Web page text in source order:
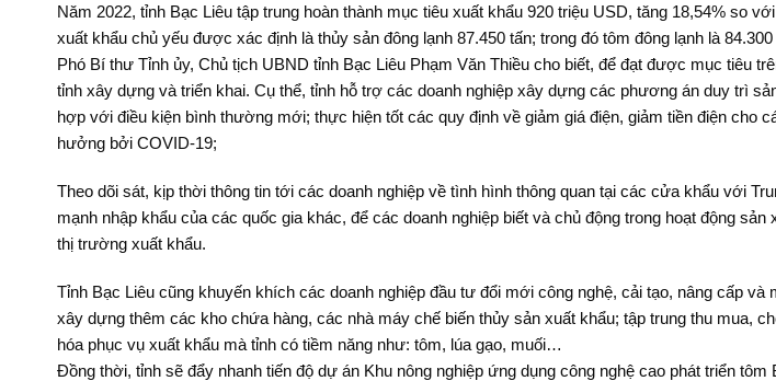
Năm 2022, tỉnh Bạc Liêu tập trung hoàn thành mục tiêu xuất khẩu 920 triệu USD, tăng 18,54% so
xuất khẩu chủ yếu được xác định là thủy sản đông lạnh 87.450 tấn; trong đó tôm đông lạnh là
Phó Bí thư Tỉnh ủy, Chủ tịch UBND tỉnh Bạc Liêu Phạm Văn Thiều cho biết, để đạt được mục tiêu
tỉnh xây dựng và triển khai. Cụ thể, tỉnh hỗ trợ các doanh nghiệp xây dựng các phương án duy trì
hợp với điều kiện bình thường mới; thực hiện tốt các quy định về giảm giá điện, giảm tiền điện cho
hưởng bởi COVID-19;
Theo dõi sát, kịp thời thông tin tới các doanh nghiệp về tình hình thông quan tại các cửa khẩu với
mạnh nhập khẩu của các quốc gia khác, để các doanh nghiệp biết và chủ động trong hoạt động sản
thị trường xuất khẩu.
Tỉnh Bạc Liêu cũng khuyến khích các doanh nghiệp đầu tư đổi mới công nghệ, cải tạo, nâng cấp và
xây dựng thêm các kho chứa hàng, các nhà máy chế biến thủy sản xuất khẩu; tập trung thu mua,
hóa phục vụ xuất khẩu mà tỉnh có tiềm năng như: tôm, lúa gạo, muối…
Đồng thời, tỉnh sẽ đẩy nhanh tiến độ dự án Khu nông nghiệp ứng dụng công nghệ cao phát triển tôm